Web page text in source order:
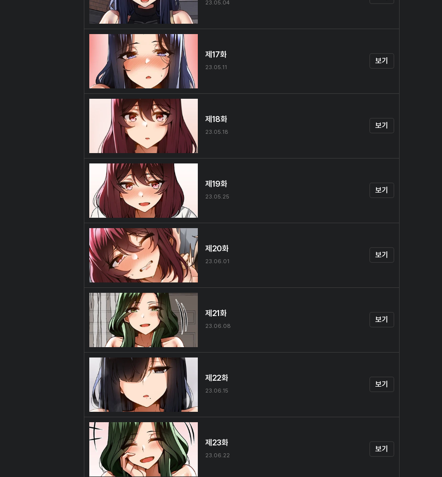
23.05.04
제17화
23.05.11
보기
제18화
23.05.18
보기
제19화
23.05.25
보기
제20화
23.06.01
보기
제21화
23.06.08
보기
제22화
23.06.15
보기
제23화
23.06.22
보기